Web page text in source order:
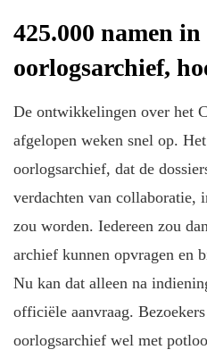
425.000 namen in
oorlogsarchief,
De ontwikkelingen over het
afgelopen weken snel op.
oorlogsarchief, dat de
verdachten van collaboratie,
zou worden. Iedereen zou
archief kunnen opvragen en
Nu kan dat alleen na
officiële aanvraag.
oorlogsarchief wel met